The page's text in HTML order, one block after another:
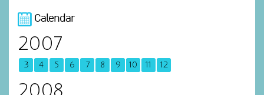
Calendar
2007
3 4 5 6 7 8 9 10 11 12
2008